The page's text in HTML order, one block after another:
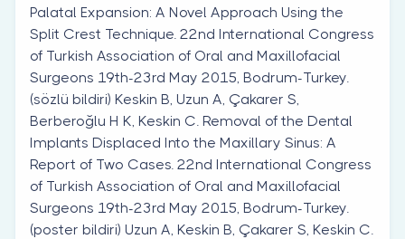
Palatal Expansion: A Novel Approach Using the
Split Crest Technique. 22nd International Congress
of Turkish Association of Oral and Maxillofacial
Surgeons 19th-23rd May 2015, Bodrum-Turkey.
(sözlü bildiri) Keskin B, Uzun A, Çakarer S,
Berberoğlu H K, Keskin C. Removal of the Dental
Implants Displaced Into the Maxillary Sinus: A
Report of Two Cases. 22nd International Congress
of Turkish Association of Oral and Maxillofacial
Surgeons 19th-23rd May 2015, Bodrum-Turkey.
(poster bildiri) Uzun A, Keskin B, Çakarer S, Keskin C.